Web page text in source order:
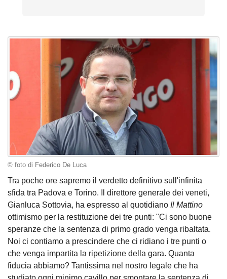
© foto di Federico De Luca
Tra poche ore sapremo il verdetto definitivo sull'infinita
sfida tra Padova e Torino. Il direttore generale dei veneti,
Gianluca Sottovia, ha espresso al quotidiano Il Mattino
ottimismo per la restituzione dei tre punti: "Ci sono buone
speranze che la sentenza di primo grado venga ribaltata.
Noi ci contiamo a prescindere che ci ridiano i tre punti o
che venga impartita la ripetizione della gara. Quanta
fiducia abbiamo? Tantissima nel nostro legale che ha